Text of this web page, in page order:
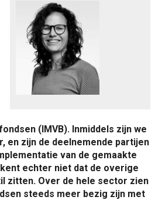
(IMVB). Inmiddels zijn we
en zijn de deelnemende partijen
van de gemaakte
echter niet dat de overige
zitten. Over de hele sector zien
steeds meer bezig zijn met